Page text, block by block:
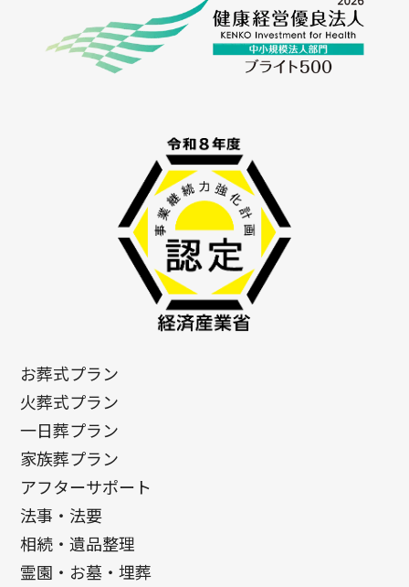
お葬式プラン
火葬式プラン
一日葬プラン
家族葬プラン
アフターサポート
法事・法要
相続・遺品整理
霊園・お墓・埋葬